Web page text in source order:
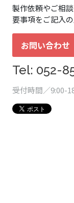
製作依頼やご相
要事項をご記入
お問い合わせ
Tel: 052-
受付時間／9:00-